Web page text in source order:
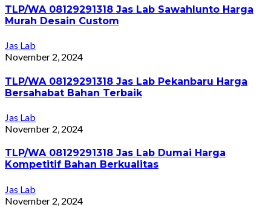
TLP/WA 08129291318 Jas Lab Sawahlunto Harga
Murah Desain Custom
Jas Lab
November 2, 2024
TLP/WA 08129291318 Jas Lab Pekanbaru Harga
Bersahabat Bahan Terbaik
Jas Lab
November 2, 2024
TLP/WA 08129291318 Jas Lab Dumai Harga
Kompetitif Bahan Berkualitas
Jas Lab
November 2, 2024